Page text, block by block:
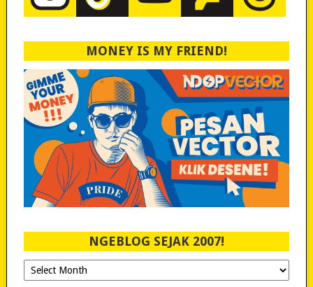
MONEY IS MY FRIEND!
NGEBLOG SEJAK 2007!
Ngeblog
Sejak